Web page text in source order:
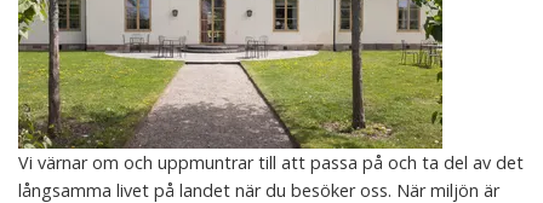
Vi värnar om och uppmuntrar till att passa på och ta del av det
långsamma livet på landet när du besöker oss. När miljön är